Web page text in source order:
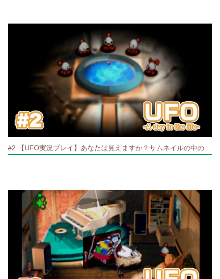
#2 【UFO実況プレイ】あなたは見えますか？サムネイルの中の乗客の姿が